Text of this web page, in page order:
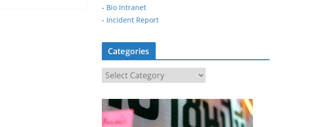
- Bio Intranet
- Incident Report
Categories
a
t
e
g